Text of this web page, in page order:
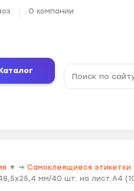
О компании
▼ → Самоклеящиеся этикетки
мм/40 шт. на лист.А4